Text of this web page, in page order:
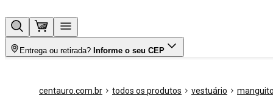
Entrega ou retirada? Informe o seu CEP
centauro.com.br todos os produtos vestuário